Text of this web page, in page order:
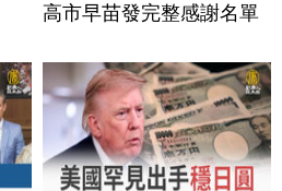
高市早苗發完整感謝名單